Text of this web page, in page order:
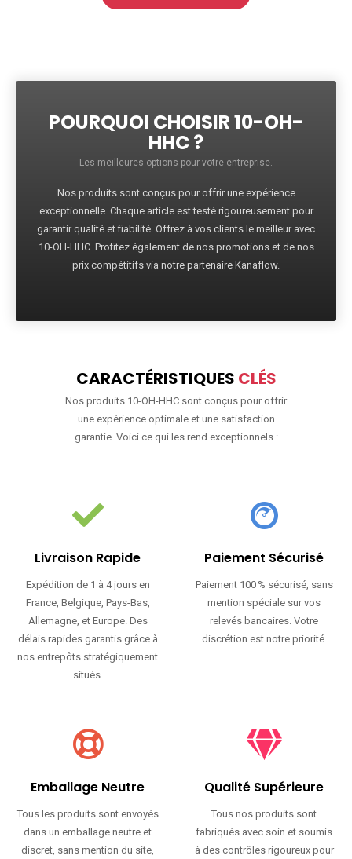
POURQUOI CHOISIR 10-OH-
HHC ?
Les meilleures options pour votre entreprise.
Nos produits sont conçus pour offrir une expérience
exceptionnelle. Chaque article est testé rigoureusement pour
garantir qualité et fiabilité. Offrez à vos clients le meilleur avec
10-OH-HHC. Profitez également de nos promotions et de nos
prix compétitifs via notre partenaire Kanaflow.
CARACTÉRISTIQUES CLÉS
Nos produits 10-OH-HHC sont conçus pour offrir
une expérience optimale et une satisfaction
garantie. Voici ce qui les rend exceptionnels :
Livraison Rapide
Expédition de 1 à 4 jours en
France, Belgique, Pays-Bas,
Allemagne, et Europe. Des
délais rapides garantis grâce à
nos entrepôts stratégiquement
situés.
Paiement Sécurisé
Paiement 100 % sécurisé, sans
mention spéciale sur vos
relevés bancaires. Votre
discrétion est notre priorité.
Emballage Neutre
Tous les produits sont envoyés
dans un emballage neutre et
discret, sans mention du site,
Qualité Supérieure
Tous nos produits sont
fabriqués avec soin et soumis
à des contrôles rigoureux pour